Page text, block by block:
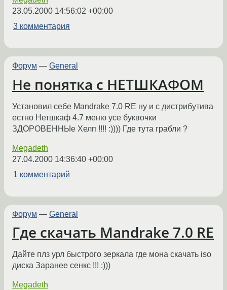
23.05.2000 14:56:02 +00:00
3 комментария
Форум — General
Не понятка с НЕТШКАФОМ
Установил себе Mandrake 7.0 RE ну и с дистрибутива
естно Нетшкаф 4.7 меню усе буквочки
ЗДОРОВЕННЫе Хелп !!!! :)))) Где тута грабли ?
Megadeth
27.04.2000 14:36:40 +00:00
1 комментарий
Форум — General
Где скачать Mandrake 7.0 RE
Дайте плз урл быстрого зеркала где мона скачать iso
диска Заранее сенкс !!! :)))
Megadeth